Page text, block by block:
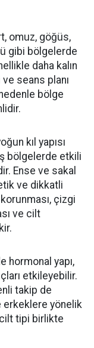
omuz, göğüs,
gibi bölgelerde
daha kalın
seans planı
bölge
kıl yapısı
bölgelerde etkili
Ense ve sakal
ve dikkatli
çizgi
ve cilt
hormonal yapı,
etkileyebilir.
takip de
yönelik
cilt tipi birlikte